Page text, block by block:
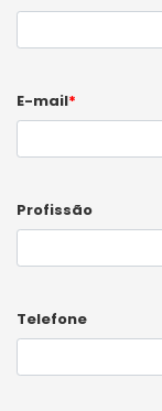
E-mail*
Profissão
Telefone